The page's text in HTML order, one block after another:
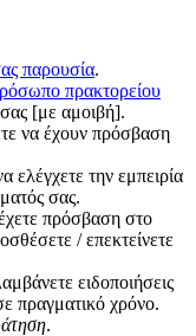
παρουσία.
πρακτορείου
σας [με αμοιβή].
να έχουν πρόσβαση
ελέγχετε την εμπειρία
σας.
πρόσβαση στο
/ επεκτείνετε
ειδοποιήσεις
πραγματικό χρόνο.
.